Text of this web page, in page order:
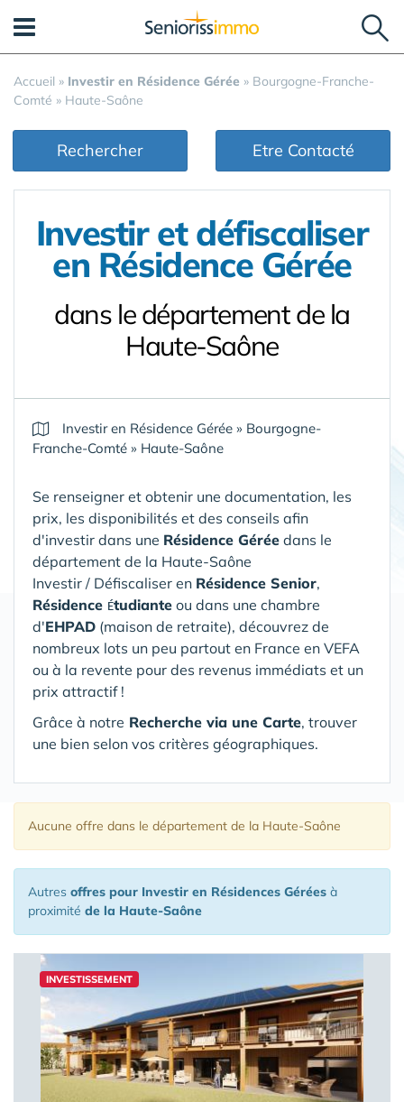
Accueil » Investir en Résidence Gérée » Bourgogne-Franche-
Comté » Haute-Saône
Rechercher Etre Contacté
Investir et défiscaliser
en Résidence Gérée
dans le département de la
Haute-Saône
Investir en Résidence Gérée » Bourgogne-
Franche-Comté » Haute-Saône
Se renseigner et obtenir une documentation, les
prix, les disponibilités et des conseils afin
d'investir dans une Résidence Gérée dans le
département de la Haute-Saône
Investir / Défiscaliser en Résidence Senior,
Résidence Étudiante ou dans une chambre
d'EHPAD (maison de retraite), découvrez de
nombreux lots un peu partout en France en VEFA
ou à la revente pour des revenus immédiats et un
prix attractif !
Grâce à notre Recherche via une Carte, trouver
une bien selon vos critères géographiques.
Aucune offre dans le département de la Haute-Saône
Autres offres pour Investir en Résidences Gérées à
proximité de la Haute-Saône
INVESTISSEMENT